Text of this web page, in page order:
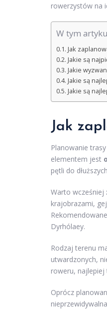
rowerzystów na
W tym
Jak
Jakie są
Jakie
Jakie są
Jakie są
Jak
Planowanie
elementem jest
pętli do
Warto wcześniej
krajobrazami,
Dyrhólaey.
Rodzaj terenu
utwardzonych,
roweru,
Oprócz